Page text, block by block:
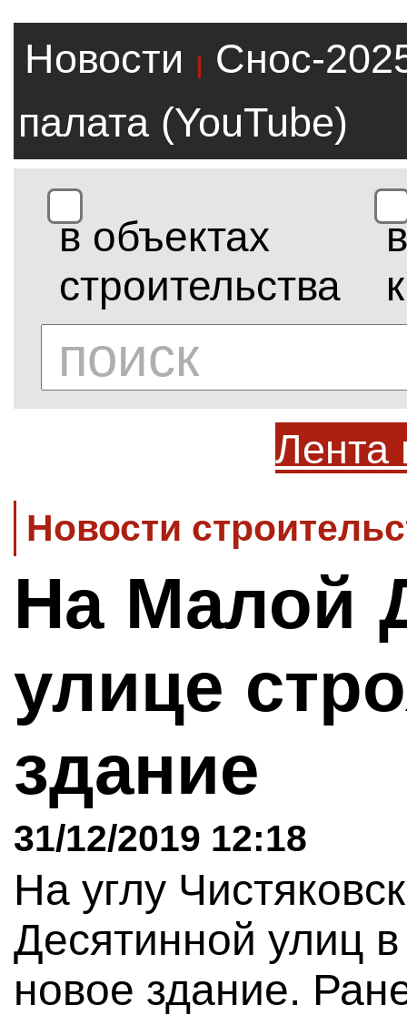
Новости |
Снос-
палата (YouTube)
в объектах
строительства
в
Лента
Новости
На Малой
улице
здание
31/12/2019 12:18
На углу
Десятинной улиц
новое здание.